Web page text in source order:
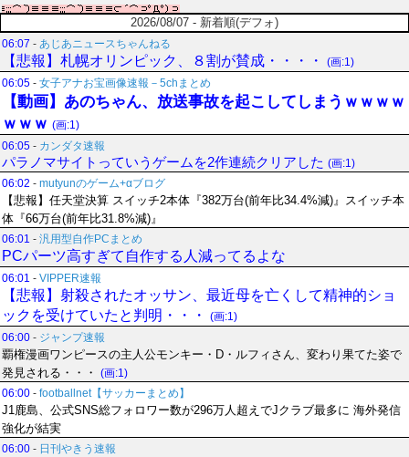
2026/08/07 - 新着順(デフォ)
06:07 - あじあニュースちゃんねる
【悲報】札幌オリンピック、８割が賛成・・・・
(画:1)
06:05 - 女子アナお宝画像速報－5chまとめ
【動画】あのちゃん、放送事故を起こしてしまうｗｗｗｗ
ｗｗｗ (画:1)
06:05 - カンダタ速報
パラノマサイトっていうゲームを2作連続クリアした (画:1)
06:02 - mutyunのゲーム+αブログ
【悲報】任天堂決算 スイッチ2本体『382万台(前年比34.4%減)』スイッチ本
体『66万台(前年比31.8%減)』
06:01 - 汎用型自作PCまとめ
PCパーツ高すぎて自作する人減ってるよな
06:01 - VIPPER速報
【悲報】射殺されたオッサン、最近母を亡くして精神的ショ
ックを受けていたと判明・・・
(画:1)
06:00 - ジャンプ速報
覇権漫画ワンピースの主人公モンキー・D・ルフィさん、変わり果てた姿で
発見される・・・
(画:1)
06:00 - footballnet【サッカーまとめ】
J1鹿島、公式SNS総フォロワー数が296万人超えでJクラブ最多に 海外発信
強化が結実
06:00 - 日刊やきう速報